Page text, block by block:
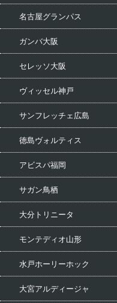
名古屋グランパス
ガンバ大阪
セレッソ大阪
ヴィッセル神戸
サンフレッチェ広島
徳島ヴォルティス
アビスパ福岡
サガン鳥栖
大分トリニータ
モンテディオ山形
水戸ホーリーホック
大宮アルディージャ